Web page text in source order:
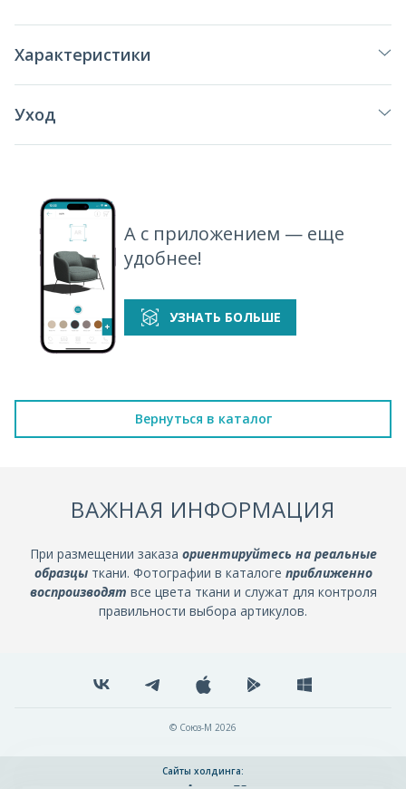
Характеристики
Уход
А с приложением — еще
удобнее!
УЗНАТЬ БОЛЬШЕ
Вернуться в каталог
ВАЖНАЯ ИНФОРМАЦИЯ
При размещении заказа ориентируйтесь на реальные
образцыткани. Фотографии в каталоге приближенно
воспроизводят все цвета ткани и служат для контроля
правильности выбора артикулов.
© Союз-М 2026
Сайты холдинга: